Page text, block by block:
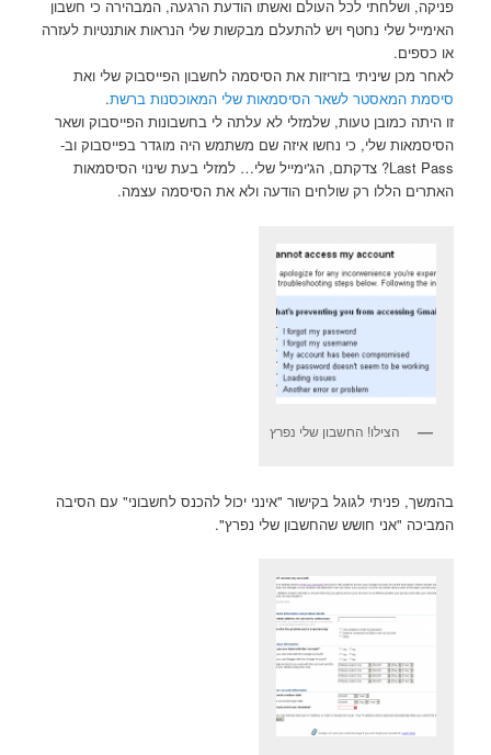
פניקה, ושלחתי לכל העולם ואשתו הודעת הרגעה, המבהירה כי חשבון
האימייל שלי נחטף ויש להתעלם מבקשות שלי הנראות אותנטיות לעזרה
או כספים.
לאחר מכן שיניתי בזריזות את הסיסמה לחשבון הפייסבוק שלי ואת
סיסמת המאסטר לשאר הסיסמאות שלי המאוכסנות ברשת.
זו היתה כמובן טעות, שלמזלי לא עלתה לי בחשבונות הפייסבוק ושאר
הסיסמאות שלי, כי נחשו איזה שם משתמש היה מוגדר בפייסבוק וב-
Last Pass? צדקתם, הג'ימייל שלי… למזלי בעת שינוי הסיסמאות
האתרים הללו רק שולחים הודעה ולא את הסיסמה עצמה.
הצילו! החשבון שלי נפרץ
בהמשך, פניתי לגוגל בקישור "אינני יכול להכנס לחשבוני" עם הסיבה
המביכה "אני חושש שהחשבון שלי נפרץ".